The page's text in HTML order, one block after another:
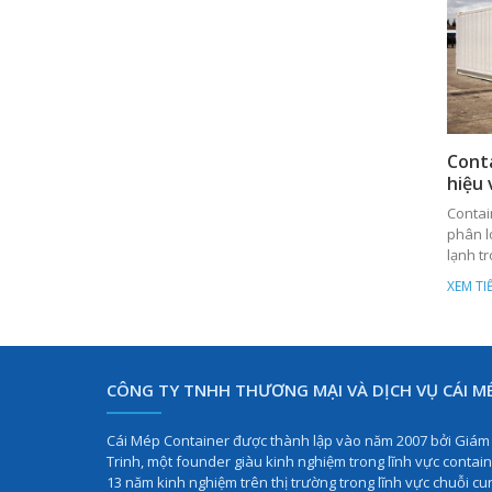
nhật
nhằm
hiệu
tiên
hiệu
phân
lạnh
XEM
CÔNG TY TNHH THƯƠNG MẠI VÀ DỊCH VỤ CÁI
Cái Mép Container được thành lập vào năm 2007 bởi
Trinh, một founder giàu kinh nghiệm trong lĩnh vực
13 năm kinh nghiệm trên thị trường trong lĩnh vực chuỗi